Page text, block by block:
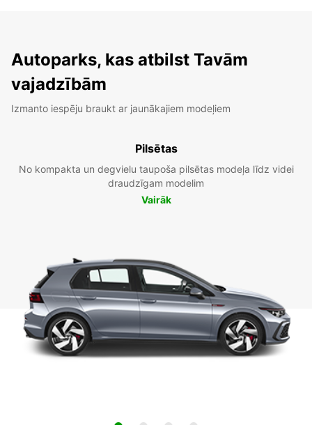
Autoparks, kas atbilst Tavām
vajadzībām
Izmanto iespēju braukt ar jaunākajiem modeļiem
Pilsētas
No kompakta un degvielu taupoša pilsētas modeļa līdz videi
draudzīgam modelim
Vairāk